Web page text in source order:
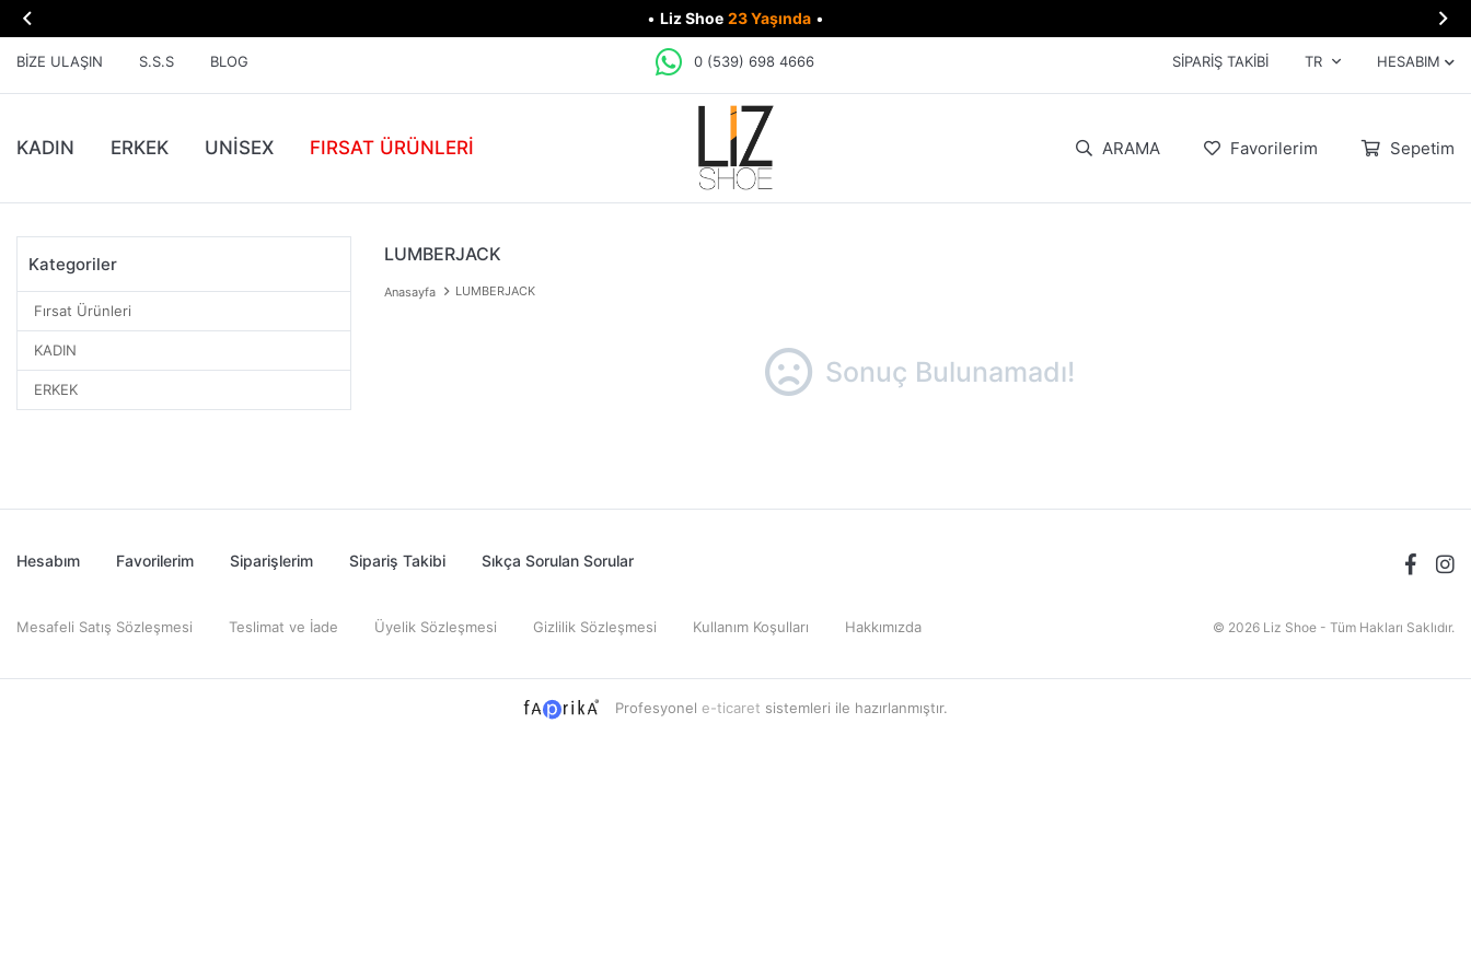
 • Liz Shoe 23 Yaşında • 
BIZE ULAŞIN S.S.S BLOG 0 (539) 698 4666 SIPARIŞ TAKIBI TR HESABIM
KADIN ERKEK UNİSEX FIRSAT ÜRÜNLERI ARAMA Favorilerim Sepetim
Kategoriler
Fırsat Ürünleri
KADIN
ERKEK
LUMBERJACK
Anasayfa LUMBERJACK
Sonuç Bulunamadı!
Hesabım Favorilerim Siparişlerim Sipariş Takibi Sıkça Sorulan Sorular
Mesafeli Satış Sözleşmesi Teslimat ve İade Üyelik Sözleşmesi Gizlilik Sözleşmesi Kullanım Koşulları Hakkımızda © 2026 Liz Shoe - Tüm Hakları Saklıdır.
Profesyonel e-ticaret sistemleri ile hazırlanmıştır.